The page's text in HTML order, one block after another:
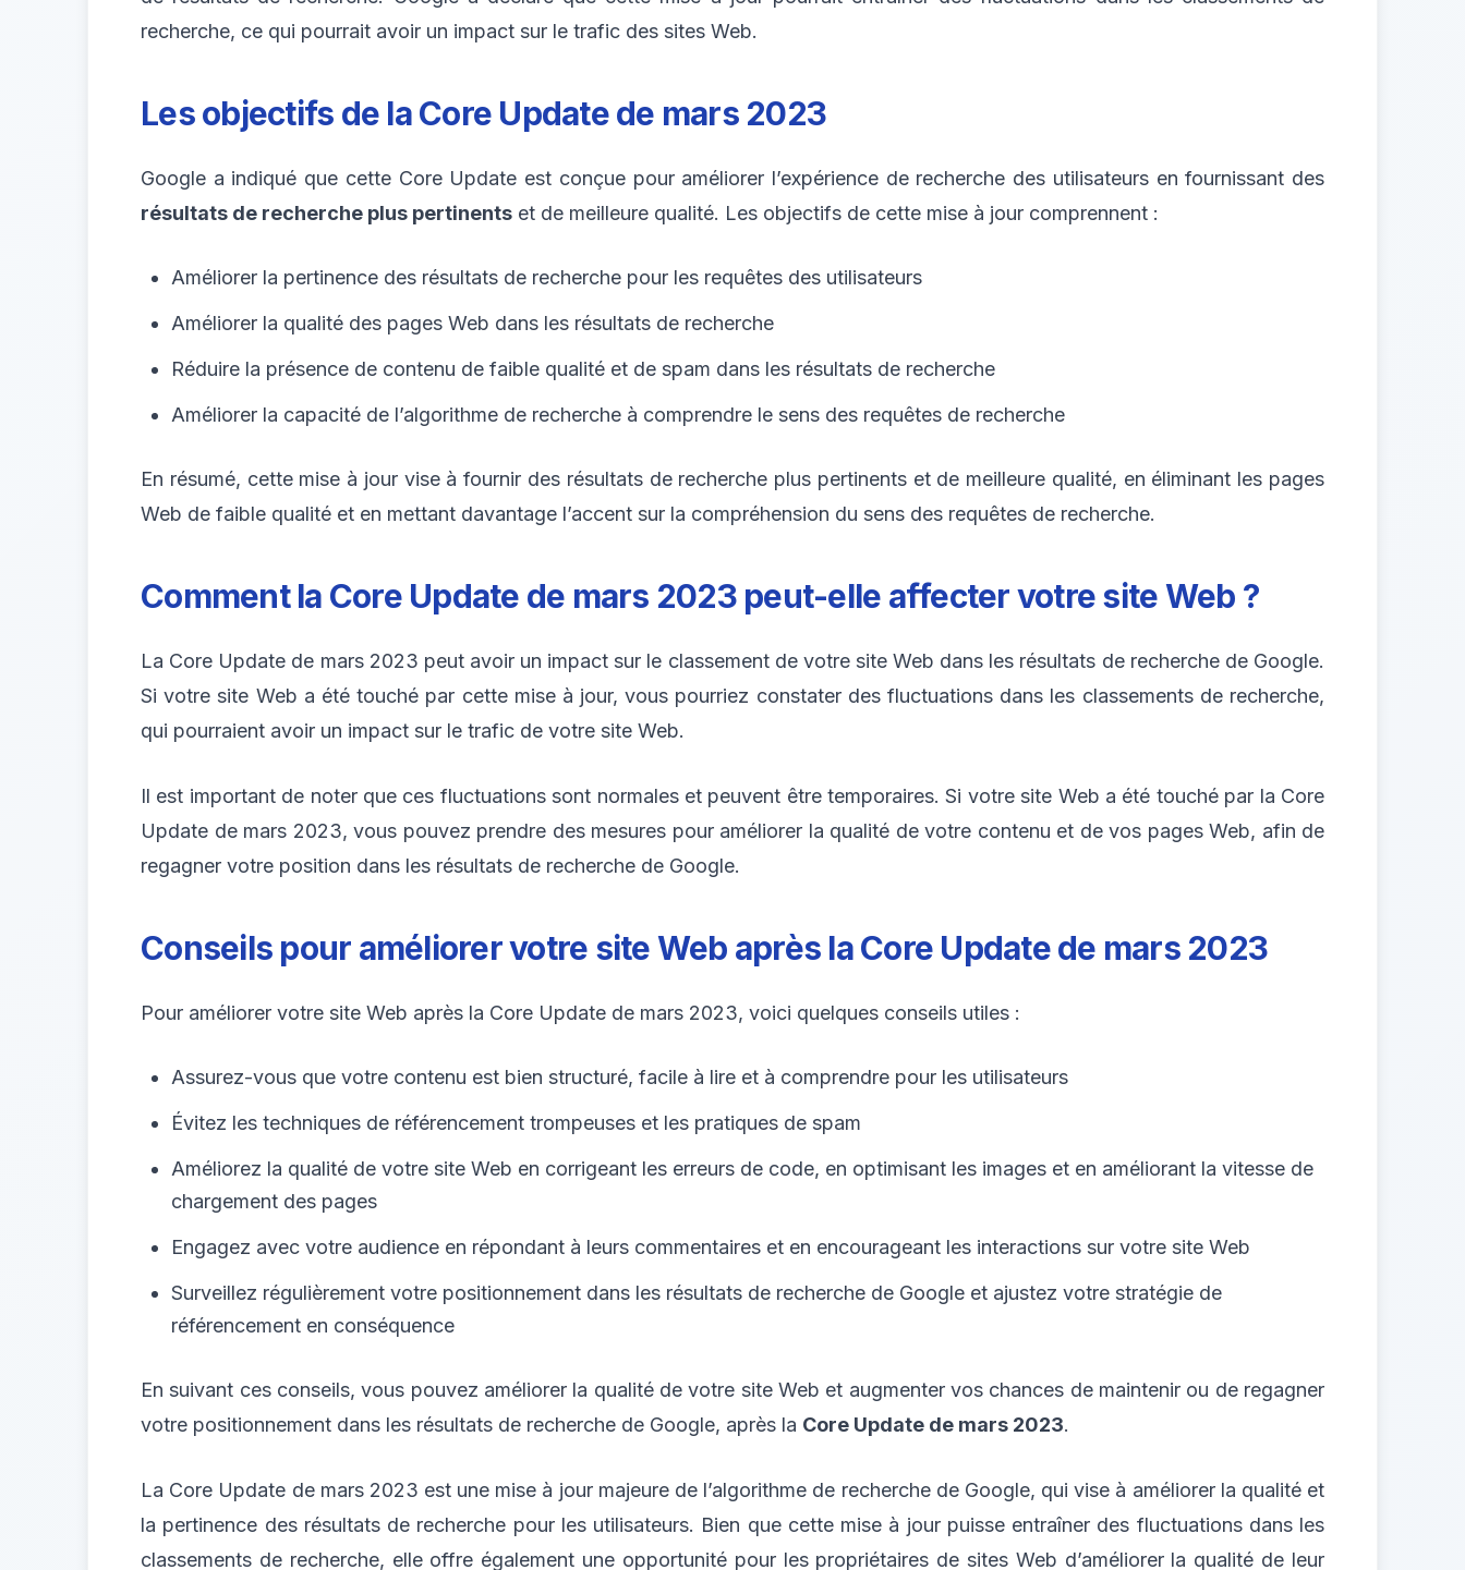
recherche, ce qui pourrait avoir un impact sur le trafic des sites Web.
Les objectifs de la Core Update de mars 2023
Google a indiqué que cette Core Update est conçue pour améliorer l’expérience de recherche des utilisateurs en fournissant des
résultats de recherche plus pertinents et de meilleure qualité. Les objectifs de cette mise à jour comprennent :
Améliorer la pertinence des résultats de recherche pour les requêtes des utilisateurs
Améliorer la qualité des pages Web dans les résultats de recherche
Réduire la présence de contenu de faible qualité et de spam dans les résultats de recherche
Améliorer la capacité de l’algorithme de recherche à comprendre le sens des requêtes de recherche
En résumé, cette mise à jour vise à fournir des résultats de recherche plus pertinents et de meilleure qualité, en éliminant les pages
Web de faible qualité et en mettant davantage l’accent sur la compréhension du sens des requêtes de recherche.
Comment la Core Update de mars 2023 peut-elle affecter votre site Web ?
La Core Update de mars 2023 peut avoir un impact sur le classement de votre site Web dans les résultats de recherche de Google.
Si votre site Web a été touché par cette mise à jour, vous pourriez constater des fluctuations dans les classements de recherche,
qui pourraient avoir un impact sur le trafic de votre site Web.
Il est important de noter que ces fluctuations sont normales et peuvent être temporaires. Si votre site Web a été touché par la Core
Update de mars 2023, vous pouvez prendre des mesures pour améliorer la qualité de votre contenu et de vos pages Web, afin de
regagner votre position dans les résultats de recherche de Google.
Conseils pour améliorer votre site Web après la Core Update de mars 2023
Pour améliorer votre site Web après la Core Update de mars 2023, voici quelques conseils utiles :
Assurez-vous que votre contenu est bien structuré, facile à lire et à comprendre pour les utilisateurs
Évitez les techniques de référencement trompeuses et les pratiques de spam
Améliorez la qualité de votre site Web en corrigeant les erreurs de code, en optimisant les images et en améliorant la vitesse de
chargement des pages
Engagez avec votre audience en répondant à leurs commentaires et en encourageant les interactions sur votre site Web
Surveillez régulièrement votre positionnement dans les résultats de recherche de Google et ajustez votre stratégie de
référencement en conséquence
En suivant ces conseils, vous pouvez améliorer la qualité de votre site Web et augmenter vos chances de maintenir ou de regagner
votre positionnement dans les résultats de recherche de Google, après la Core Update de mars 2023.
La Core Update de mars 2023 est une mise à jour majeure de l’algorithme de recherche de Google, qui vise à améliorer la qualité et
la pertinence des résultats de recherche pour les utilisateurs. Bien que cette mise à jour puisse entraîner des fluctuations dans les
classements de recherche, elle offre également une opportunité pour les propriétaires de sites Web d’améliorer la qualité de leur